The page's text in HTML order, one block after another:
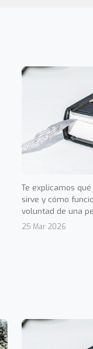
Te explicamos
sirve y cómo
voluntad de una
25 Mar 2026